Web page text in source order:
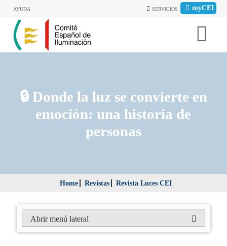
AYUDA myCEI
SERVICIOS
🔒​ Donde la luz se convierte en
emoción: una historia de
personas
Home Revistas Revista Luces CEI
Abrir menú lateral